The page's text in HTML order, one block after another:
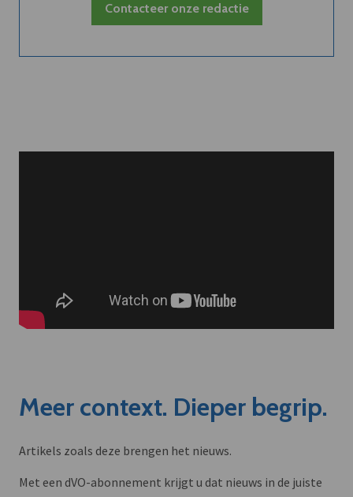
Contacteer onze redactie
Meer context. Dieper begrip.
Artikels zoals deze brengen het nieuws.
Met een dVO-abonnement krijgt u dat nieuws in de juiste